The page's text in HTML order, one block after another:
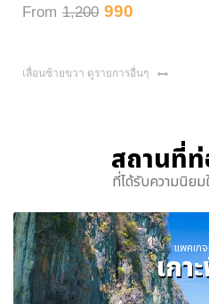
1,200 990
เลื่อนซ้ายขวา ดูรายการอื่นๆ
สถานที่ท่
ที่ได้รับความนิย
แพคเก
เกา